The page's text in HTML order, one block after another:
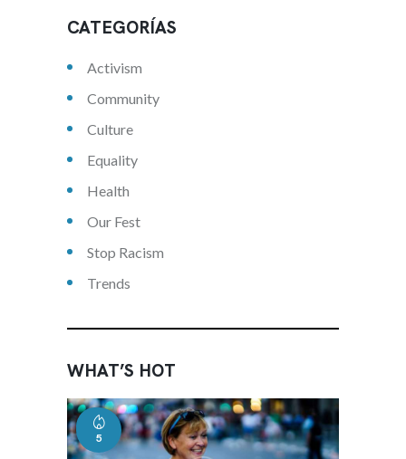
CATEGORÍAS
Activism
Community
Culture
Equality
Health
Our Fest
Stop Racism
Trends
WHAT’S HOT
5